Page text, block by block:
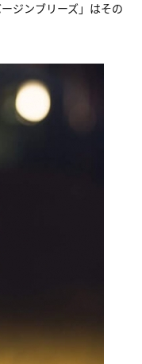
ジンブリーズ」はその